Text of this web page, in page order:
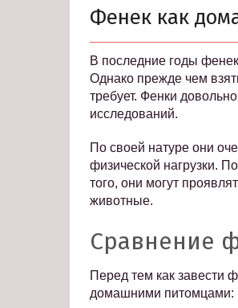
Фенек как
В последние годы
Однако прежде чем
требует. Фенки
исследований.
По своей натуре они
физической нагрузки.
того, они могут
животные.
Сравнение
Перед тем как завести
домашними питомцами: